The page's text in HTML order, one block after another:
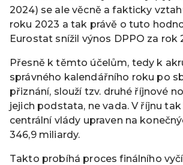
2024) se ale věcně a fakticky
roku 2023 a tak právě o tuto
Eurostat snížil výnos DPPO za rok
Přesně k těmto účelům, tedy k
správného kalendářního roku po
přiznání, slouží tzv. druhé říjnové
jejich podstata, ne vada. V říjnu
centrální vlády upraven na
346,9 miliardy.
Takto probíhá proces finálního